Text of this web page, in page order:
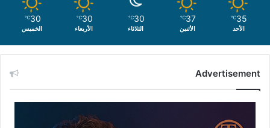
35
℃
الأحد
37
℃
الأثنين
30
℃
الثلاثاء
30
℃
الأربعاء
30
℃
الخميس
Advertisement